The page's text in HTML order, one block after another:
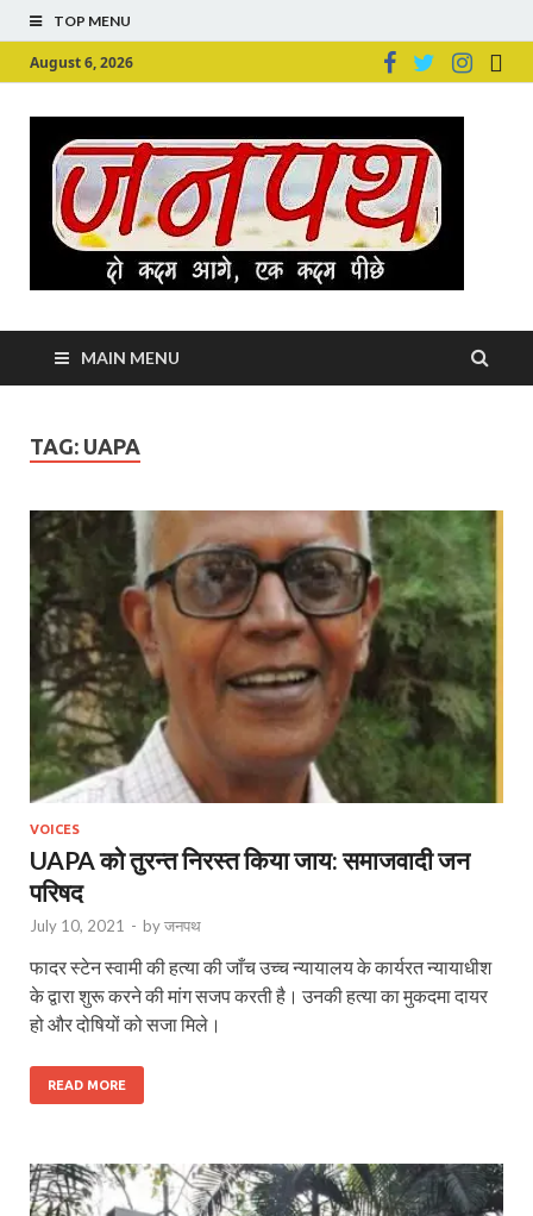
TOP MENU
August 6, 2026
MAIN MENU
TAG: UAPA
VOICES
UAPA को तुरन्त निरस्त किया जाय: समाजवादी जन
परिषद
July 10, 2021 - byजनपथ
फादर स्टेन स्वामी की हत्या की जाँच उच्च न्यायालय के कार्यरत न्यायाधीश
के द्वारा शुरू करने की मांग सजप करती है। उनकी हत्या का मुकदमा दायर
हो और दोषियों को सजा मिले।
READ MORE